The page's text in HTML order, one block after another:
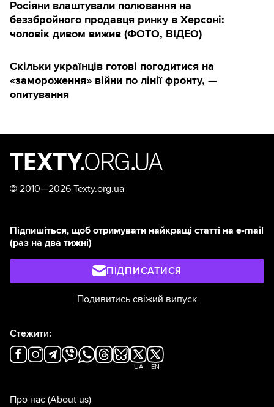
Росіяни влаштували полювання на
беззбройного продавця ринку в Херсоні:
чоловік дивом вижив (ФОТО, ВІДЕО)
Скільки українців готові погодитися на
«замороження» війни по лінії фронту, —
опитування
© 2010—2026 Texty.org.ua
Підпишіться, щоб отримувати найкращі статті на e-mail
(раз на два тижні)
ПІДПИСАТИСЯ
Подивитись свіжий випуск
Стежити:
UA EN
Про нас (About us)